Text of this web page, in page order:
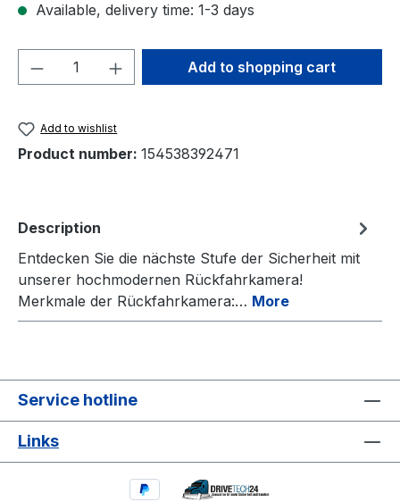
Available, delivery time: 1-3 days
Product Quantity: Enter the desired
Add to shopping cart
Add to wishlist
Product number: 154538392471
Description
Entdecken Sie die nächste Stufe der Sicherheit mit
unserer hochmodernen Rückfahrkamera!
Merkmale der Rückfahrkamera:… More
Service hotline
Links